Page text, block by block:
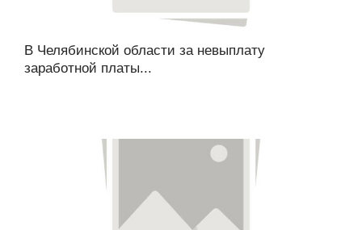
В Челябинской области за невыплату
заработной платы...